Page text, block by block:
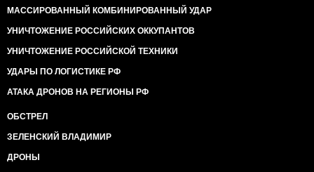
МАССИРОВАННЫЙ КОМБИНИРОВАННЫЙ УДАР
УНИЧТОЖЕНИЕ РОССИЙСКИХ ОККУПАНТОВ
УНИЧТОЖЕНИЕ РОССИЙСКОЙ ТЕХНИКИ
УДАРЫ ПО ЛОГИСТИКЕ РФ
АТАКА ДРОНОВ НА РЕГИОНЫ РФ
ОБСТРЕЛ
ЗЕЛЕНСКИЙ ВЛАДИМИР
ДРОНЫ